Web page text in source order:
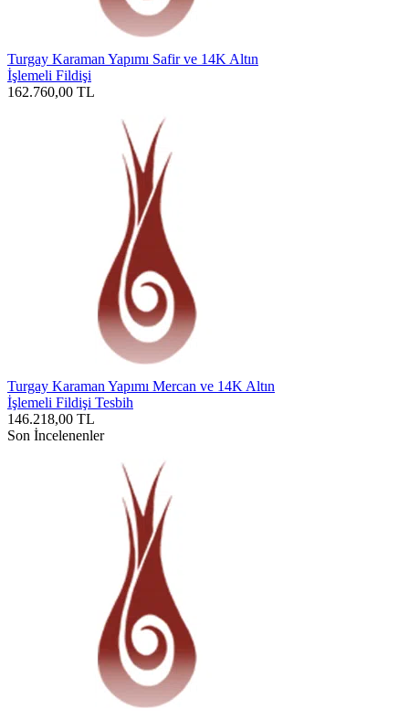
Turgay Karaman Yapımı Safir ve 14K Altın
İşlemeli Fildişi
162.760,00 TL
Turgay Karaman Yapımı Mercan ve 14K Altın
İşlemeli Fildişi Tesbih
146.218,00 TL
Son İncelenenler